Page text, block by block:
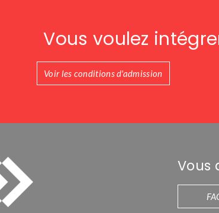
Vous voulez
Voir les conditions d'admission
Vous